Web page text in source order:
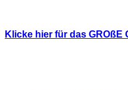
Klicke hier für das GROßE